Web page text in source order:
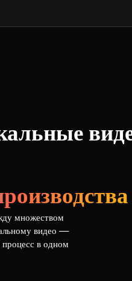
множеством
видео —
в одном